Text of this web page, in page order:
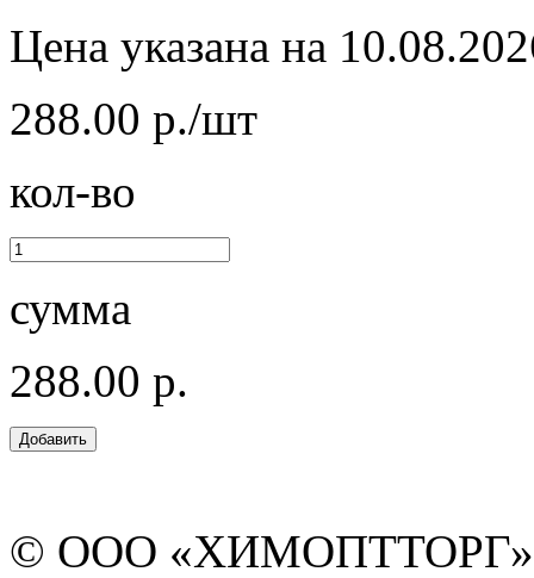
Цена указана на
288.00 р./шт
кол-во
сумма
288.00 р.
© ООО